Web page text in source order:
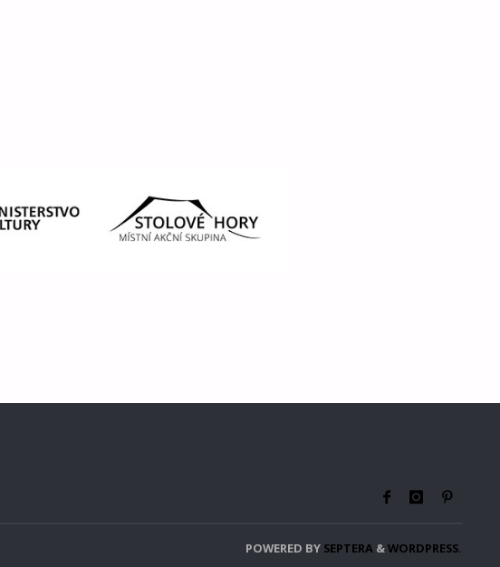
POWERED BY SEPTERA &WORDPRESS.